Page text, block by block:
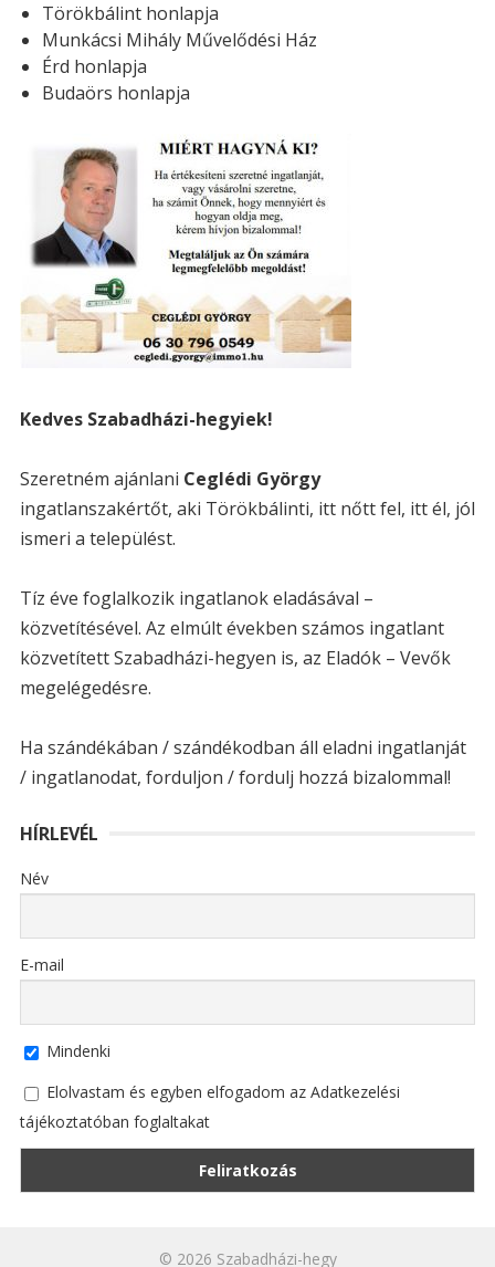
s
é
s
Törökbálint honlapja
Munkácsi Mihály Művelődési Ház
Érd honlapja
Budaörs honlapja
Kedves Szabadházi-hegyiek!
Szeretném ajánlani Ceglédi György
ingatlanszakértőt, aki Törökbálinti, itt nőtt fel, itt él, jól
ismeri a települést.
Tíz éve foglalkozik ingatlanok eladásával –
közvetítésével. Az elmúlt években számos ingatlant
közvetített Szabadházi-hegyen is, az Eladók – Vevők
megelégedésre.
Ha szándékában / szándékodban áll eladni ingatlanját
/ ingatlanodat, forduljon / fordulj hozzá bizalommal!
HÍRLEVÉL
Név
E-mail
Mindenki
Elolvastam és egyben elfogadom az Adatkezelési
tájékoztatóban foglaltakat
© 2026 Szabadházi-hegy